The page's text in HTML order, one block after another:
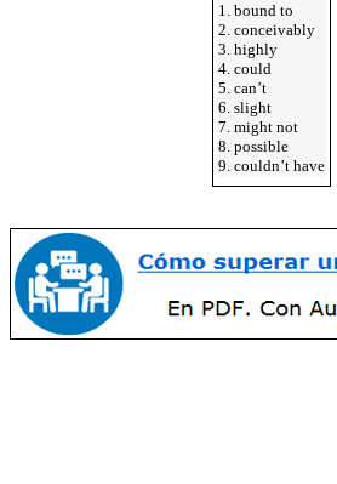
1. bound to
2. conceivably
3. highly
4. could
5. can’t
6. slight
7. might not
8. possible
9. couldn’t have